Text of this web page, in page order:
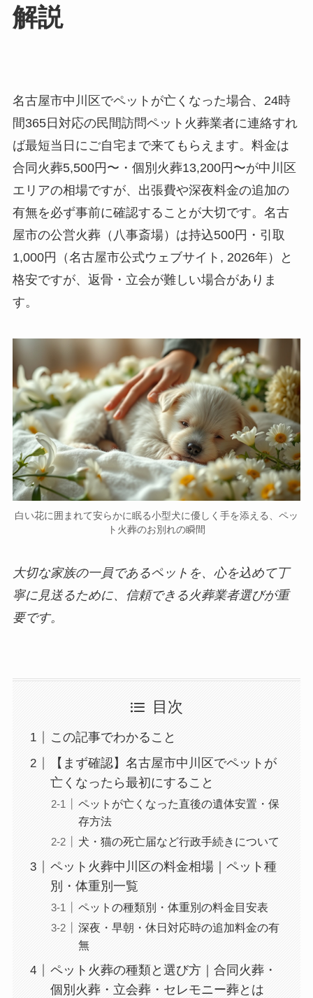
解説
名古屋市中川区でペットが亡くなった場合、24時
間365日対応の民間訪問ペット火葬業者に連絡すれ
ば最短当日にご自宅まで来てもらえます。料金は
合同火葬5,500円〜・個別火葬13,200円〜が中川区
エリアの相場ですが、出張費や深夜料金の追加の
有無を必ず事前に確認することが大切です。名古
屋市の公営火葬（八事斎場）は持込500円・引取
1,000円（名古屋市公式ウェブサイト, 2026年）と
格安ですが、返骨・立会が難しい場合がありま
す。
白い花に囲まれて安らかに眠る小型犬に優しく手を添える、ペッ
ト火葬のお別れの瞬間
大切な家族の一員であるペットを、心を込めて丁
寧に見送るために、信頼できる火葬業者選びが重
要です。
目次
この記事でわかること
【まず確認】名古屋市中川区でペットが
亡くなったら最初にすること
ペットが亡くなった直後の遺体安置・保
存方法
犬・猫の死亡届など行政手続きについて
ペット火葬中川区の料金相場｜ペット種
別・体重別一覧
ペットの種類別・体重別の料金目安表
深夜・早朝・休日対応時の追加料金の有
無
ペット火葬の種類と選び方｜合同火葬・
個別火葬・立会葬・セレモニー葬とは